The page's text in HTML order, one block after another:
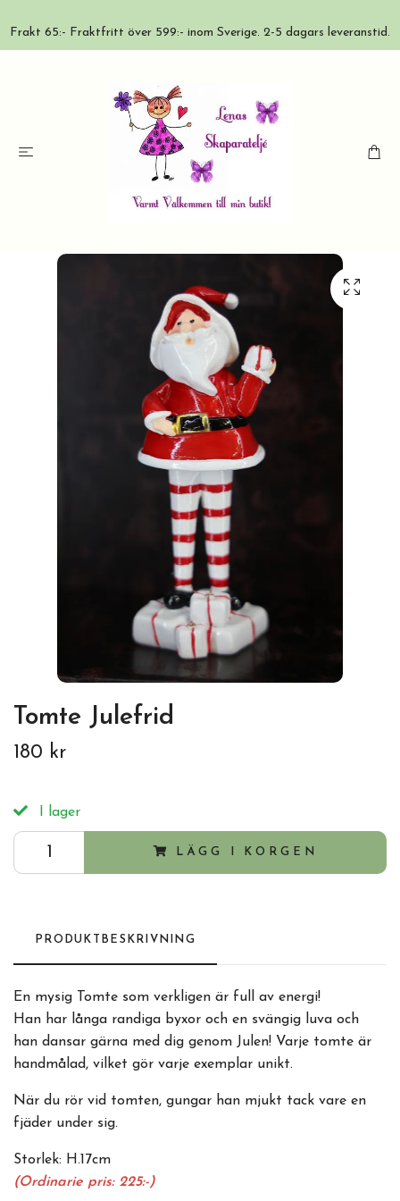
Frakt 65:- Fraktfritt över 599:- inom Sverige. 2-5 dagars leveranstid.
Tomte Julefrid
180 kr
I lager
LÄGG I KORGEN
PRODUKTBESKRIVNING
En mysig Tomte som verkligen är full av energi!
Han har långa randiga byxor och en svängig luva och
han dansar gärna med dig genom Julen! Varje tomte är
handmålad, vilket gör varje exemplar unikt.
När du rör vid tomten, gungar han mjukt tack vare en
fjäder under sig.
Storlek: H.17cm
(Ordinarie pris: 225:-)